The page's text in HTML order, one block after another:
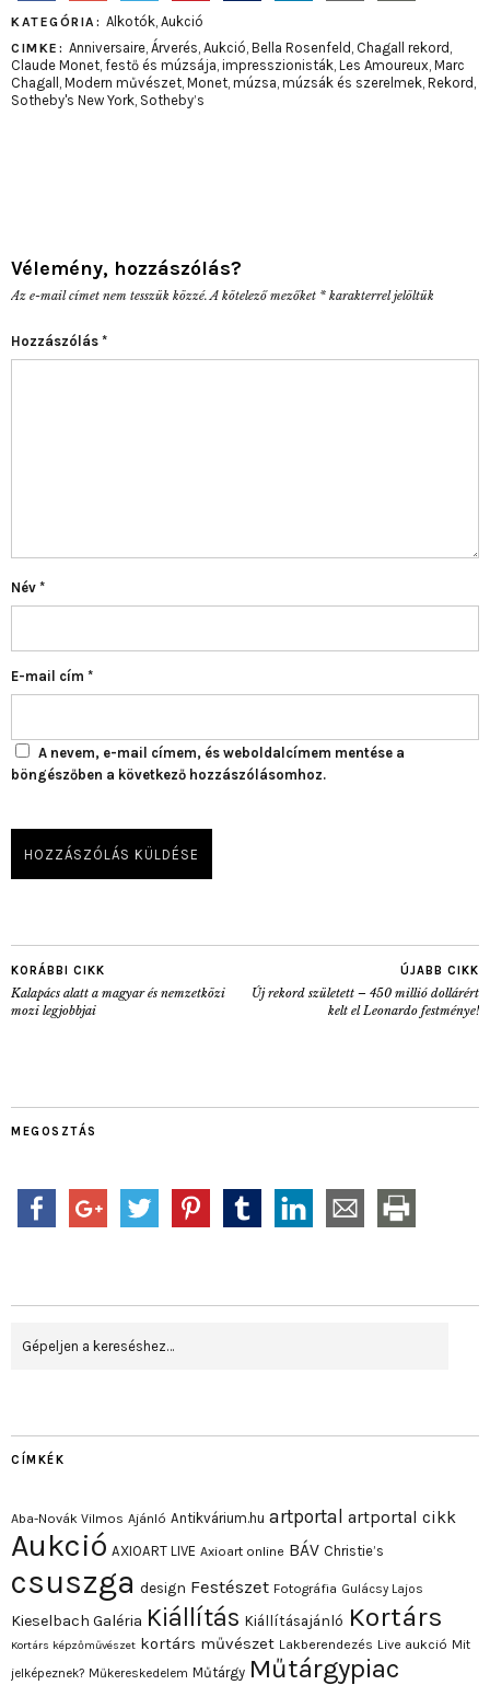
KATEGÓRIA: Alkotók, Aukció
CIMKE: Anniversaire, Árverés Aukció Bella Rosenfeld Chagall rekord
Claude Monet festő és múzsája impresszionisták Les Amoureux Marc
Chagall Modern művészet Monet múzsa múzsák és szerelmek Rekord
Sotheby's New York Sotheby’s
Vélemény, hozzászólás?
Az e-mail címet nem tesszük közzé. A kötelező mezőket * karakterrel jelöltük
Hozzászólás *
Név *
E-mail cím *
A nevem, e-mail címem, és weboldalcímem mentése a
böngészőben a következő hozzászólásomhoz.
KORÁBBI CIKK
Kalapács alatt a magyar és nemzetközi
mozi legjobbjai
ÚJABB CIKK
Új rekord született – 450 millió dollárért
kelt el Leonardo festménye!
MEGOSZTÁS
CÍMKÉK
Aba-Novák Vilmos Ajánló Antikvárium.hu artportal artportal cikk
Aukció AXIOART LIVE Axioart online BÁV Christie’s
csuszga design Festészet Fotográfia Gulácsy Lajos
Kieselbach Galéria Kiállítás Kiállításajánló Kortárs
Kortárs képzőművészet kortárs művészet Lakberendezés Live aukció Mit
jelképeznek? Műkereskedelem Műtárgy Műtárgypiac